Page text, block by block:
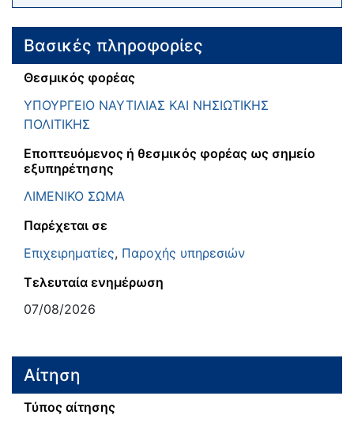
Βασικές πληροφορίες
Θεσμικός φορέας
ΥΠΟΥΡΓΕΙΟ ΝΑΥΤΙΛΙΑΣ ΚΑΙ ΝΗΣΙΩΤΙΚΗΣ
ΠΟΛΙΤΙΚΗΣ
Εποπτευόμενος ή θεσμικός φορέας ως σημείο
εξυπηρέτησης
ΛΙΜΕΝΙΚΟ ΣΩΜΑ
Παρέχεται σε
Επιχειρηματίες, Παροχής υπηρεσιών
Τελευταία ενημέρωση
07/08/2026
Αίτηση
Τύπος αίτησης